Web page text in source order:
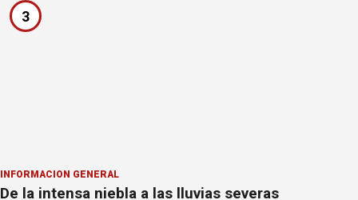
3
INFORMACION GENERAL
De la intensa niebla a las lluvias severas